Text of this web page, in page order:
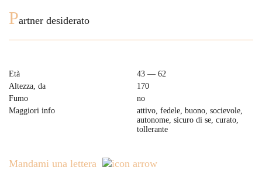
Partner desiderato
Età
43 — 62
Altezza, da
170
Fumo
no
Maggiori info
attivo, fedele, buono, socievole,
autonome, sicuro di se, curato,
tollerante
Mandami una lettera